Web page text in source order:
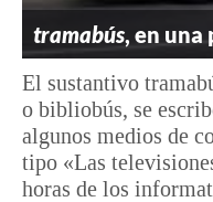
tramabús, en
El sustantivo
o bibliobús, se
algunos medios de
tipo «Las
horas de los